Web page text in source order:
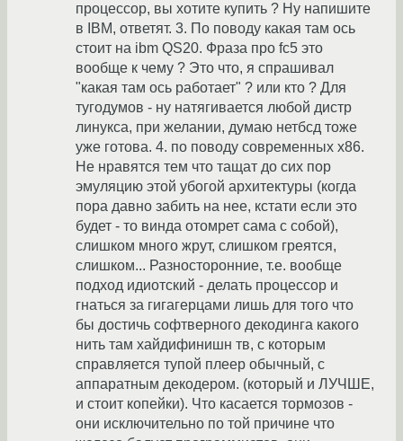
процессор, вы хотите купить ? Ну напишите
в IBM, ответят. 3. По поводу какая там ось
стоит на ibm QS20. Фраза про fc5 это
вообще к чему ? Это что, я спрашивал
"какая там ось работает" ? или кто ? Для
тугодумов - ну натягивается любой дистр
линукса, при желании, думаю нетбсд тоже
уже готова. 4. по поводу современных х86.
Не нравятся тем что тащат до сих пор
эмуляцию этой убогой архитектуры (когда
пора давно забить на нее, кстати если это
будет - то винда отомрет сама с собой),
слишком много жрут, слишком греятся,
слишком... Разносторонние, т.е. вообще
подход идиотский - делать процессор и
гнаться за гигагерцами лишь для того что
бы достичь софтверного декодинга какого
нить там хайдифинишн тв, с которым
справляется тупой плеер обычный, с
аппаратным декодером. (который и ЛУЧШЕ,
и стоит копейки). Что касается тормозов -
они исключительно по той причине что